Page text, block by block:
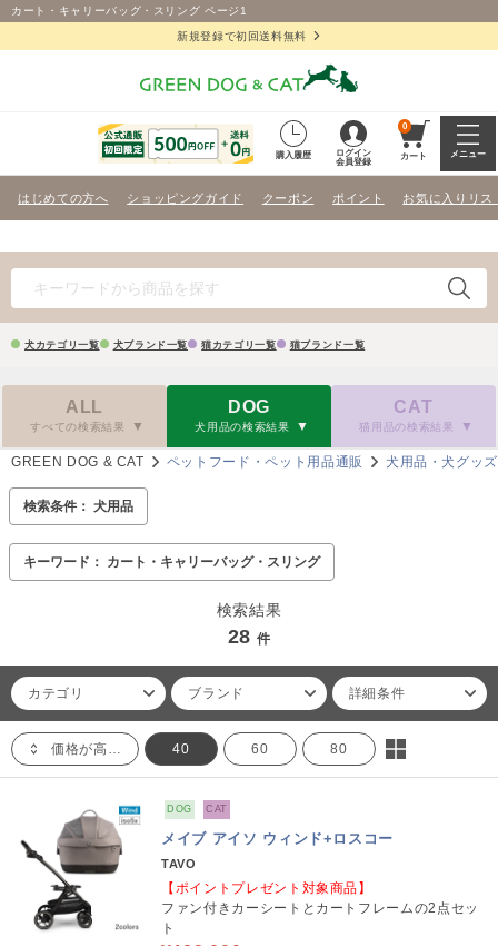
カート・キャリーバッグ・スリング ページ1
新規登録で初回送料無料
購入履歴
ログイン
会員登録
0
カート メニュー
はじめての方へ ショッピングガイド クーポン ポイント お気に入りリス
犬カテゴリ一覧 犬ブランド一覧 猫カテゴリ一覧 猫ブランド一覧
ALL
すべての検索結果
DOG
犬用品の検索結果
CAT
猫用品の検索結果
GREEN DOG & CAT ペットフード・ペット用品通販 犬用品・犬グッズ
検索条件： 犬用品
キーワード： カート・キャリーバッグ・スリング
検索結果
28 件
カテゴリ ブランド 詳細条件
価格が高い順 40 60 80
DOG CAT
メイブ アイソ ウィンド+ロスコー
TAVO
【ポイントプレゼント対象商品】
ファン付きカーシートとカートフレームの2点セッ
ト